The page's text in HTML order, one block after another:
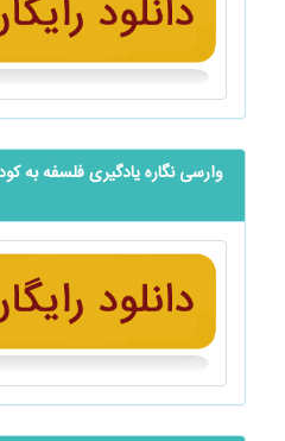
‬‬‬‬‬‬‬‬‬‬‬‬‬‬‬‬‬‬‬‬وارسی نگاره یادگیری فلسفه به